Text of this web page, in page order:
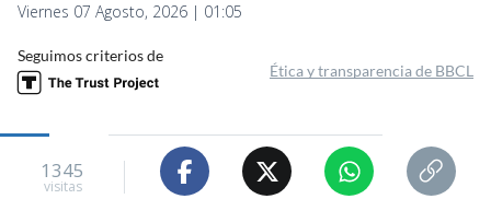
Viernes 07 Agosto, 2026 | 01:05
Seguimos criterios de
Ética y transparencia de BBCL
1345
visitas